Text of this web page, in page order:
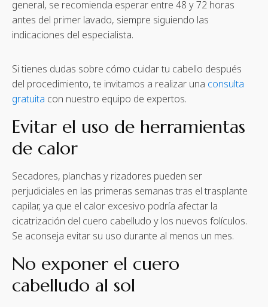
general, se recomienda esperar entre 48 y 72 horas
antes del primer lavado, siempre siguiendo las
indicaciones del especialista.
Si tienes dudas sobre cómo cuidar tu cabello después
del procedimiento, te invitamos a realizar una consulta
gratuita con nuestro equipo de expertos.
Evitar el uso de herramientas
de calor
Secadores, planchas y rizadores pueden ser
perjudiciales en las primeras semanas tras el trasplante
capilar, ya que el calor excesivo podría afectar la
cicatrización del cuero cabelludo y los nuevos folículos.
Se aconseja evitar su uso durante al menos un mes.
No exponer el cuero
cabelludo al sol